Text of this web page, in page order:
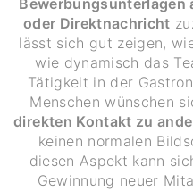
Bewerbungsunterlagen
oder Direktnachricht
lässt sich gut zeigen,
wie dynamisch das
Tätigkeit in der
Menschen wünschen
direkten Kontakt zu
keinen normalen
diesen Aspekt kann
Gewinnung neuer